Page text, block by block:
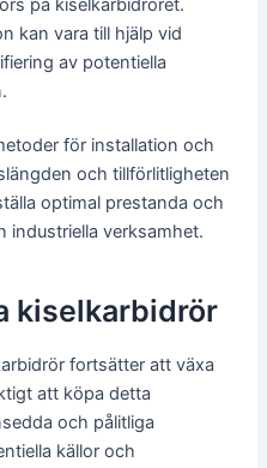
på kiselkarbidröret.
kan vara till hjälp vid
av potentiella
för installation och
och tillförlitligheten
optimal prestanda och
industriella verksamhet.
kiselkarbidrör
fortsätter att växa
att köpa detta
och pålitliga
källor och